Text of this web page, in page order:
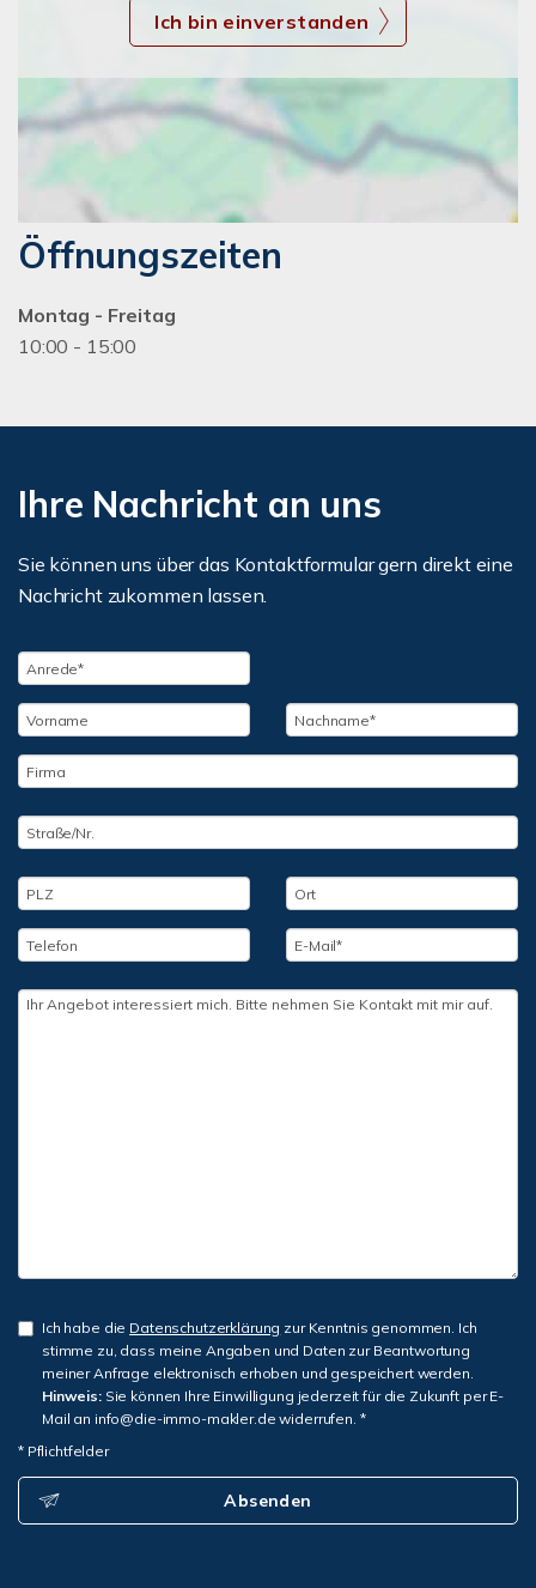
Ich bin einverstanden
Öffnungszeiten
Montag - Freitag
10:00 - 15:00
Ihre Nachricht an uns
Sie können uns über das Kontaktformular gern direkt eine
Nachricht zukommen lassen.
Ich habe die Datenschutzerklärung zur Kenntnis genommen. Ich
stimme zu, dass meine Angaben und Daten zur Beantwortung
meiner Anfrage elektronisch erhoben und gespeichert werden.
Hinweis:Sie können Ihre Einwilligung jederzeit für die Zukunft per E-
Mail an info@die-immo-makler.de widerrufen. *
* Pflichtfelder
Absenden